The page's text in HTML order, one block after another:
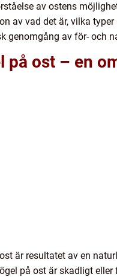
av ostens
av vad det är, vilka
genomgång av för- och
på ost – en
är resultatet av en
på ost är skadligt